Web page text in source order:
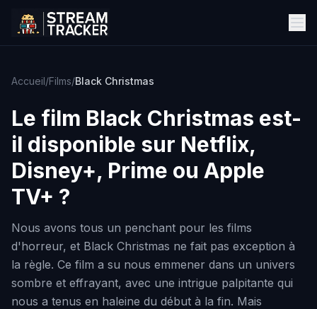
Accueil/Films/Black Christmas
Le film Black Christmas est-
il disponible sur Netflix,
Disney+, Prime ou Apple
TV+ ?
Nous avons tous un penchant pour les films
d'horreur, et Black Christmas ne fait pas exception à
la règle. Ce film a su nous emmener dans un univers
sombre et effrayant, avec une intrigue palpitante qui
nous a tenus en haleine du début à la fin. Mais